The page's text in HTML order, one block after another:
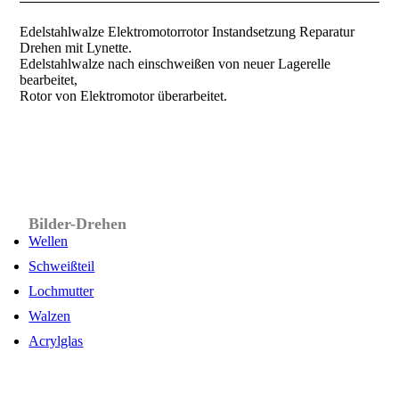
Edelstahlwalze Elektromotorrotor Instandsetzung Reparatur
Drehen mit Lynette.
Edelstahlwalze nach einschweißen von neuer Lagerelle
bearbeitet,
Rotor von Elektromotor überarbeitet.
Bilder-Drehen
Wellen
Schweißteil
Lochmutter
Walzen
Acrylglas